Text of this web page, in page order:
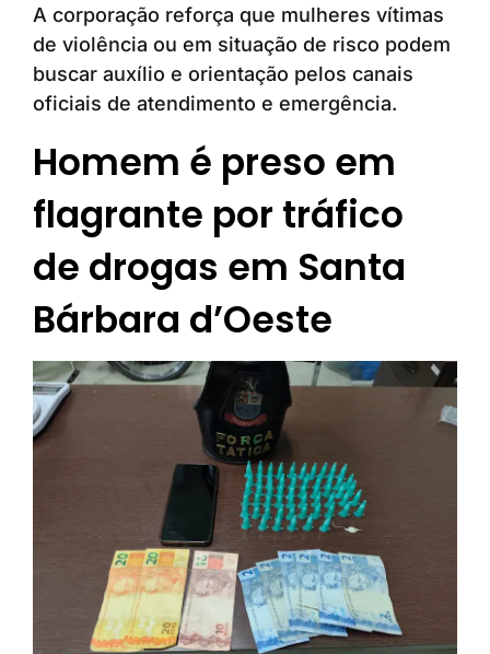
A corporação reforça que mulheres vítimas
de violência ou em situação de risco podem
buscar auxílio e orientação pelos canais
oficiais de atendimento e emergência.
Homem é preso em
flagrante por tráfico
de drogas em Santa
Bárbara d’Oeste